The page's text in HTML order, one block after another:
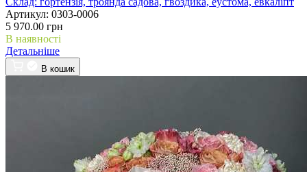
Артикул: 0303-0006
5 970.00 грн
В наявності
Детальніше
В кошик